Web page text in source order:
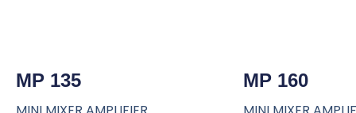
MP 135 MP 160